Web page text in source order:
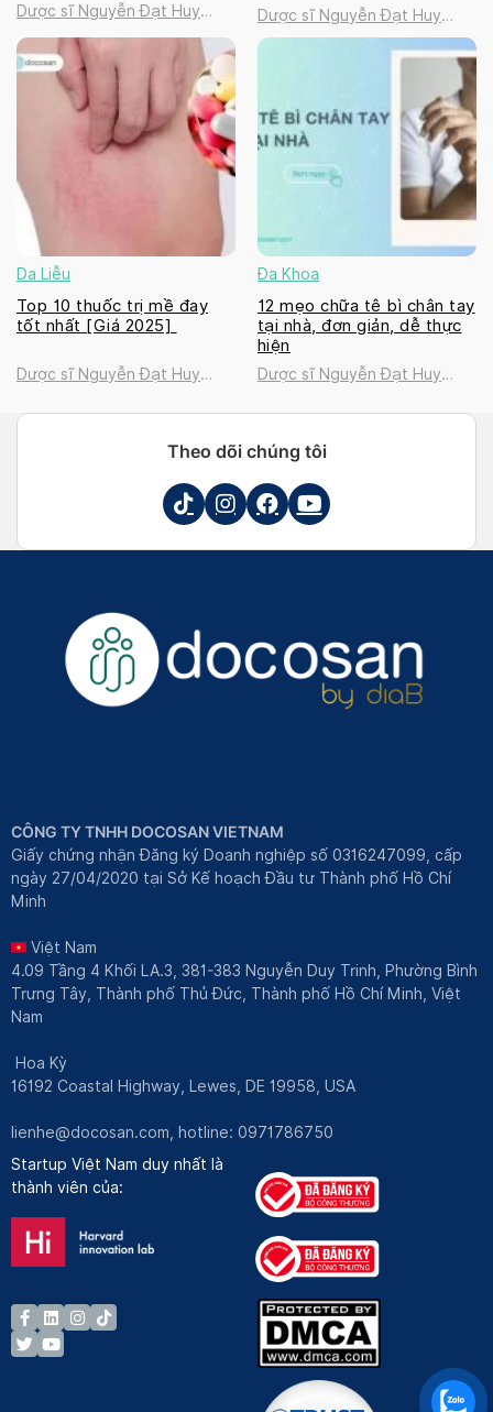
Dược sĩ Nguyễn Đạt Huy
Thanh
Dược sĩ Nguyễn Đạt Huy
Thanh
Da Liễu
Top 10 thuốc trị mề đay
tốt nhất [Giá 2025]
Dược sĩ Nguyễn Đạt Huy
Đa Khoa
12 mẹo chữa tê bì chân tay
tại nhà, đơn giản, dễ thực
hiện
Dược sĩ Nguyễn Đạt Huy
Theo dõi chúng tôi
CÔNG TY TNHH DOCOSAN VIETNAM
Giấy chứng nhận Đăng ký Doanh nghiệp số 0316247099, cấp
ngày 27/04/2020 tại Sở Kế hoạch Đầu tư Thành phố Hồ Chí
Minh
Việt Nam
4.09 Tầng 4 Khối LA.3, 381-383 Nguyễn Duy Trinh, Phường Bình
Trưng Tây, Thành phố Thủ Đức, Thành phố Hồ Chí Minh, Việt
Nam
Hoa Kỳ
16192 Coastal Highway, Lewes, DE 19958, USA
lienhe@docosan.com , hotline: 0971786750
Startup Việt Nam duy nhất là
thành viên của: